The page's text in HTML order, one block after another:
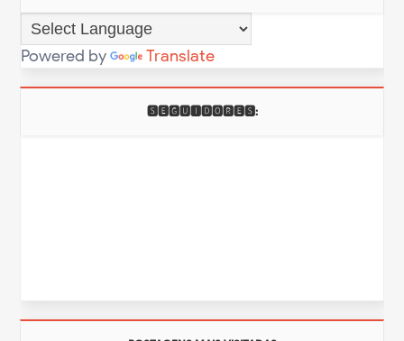
Powered by Translate
🆂🅴🅶🆄🅸🅳🅾🆁🅴🆂: